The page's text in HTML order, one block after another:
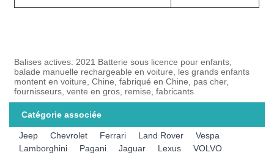
Balises actives: 2021 Batterie sous licence pour enfants,
balade manuelle rechargeable en voiture, les grands enfants
montent en voiture, Chine, fabriqué en Chine, pas cher,
fournisseurs, vente en gros, remise, fabricants
Catégorie associée
Jeep Chevrolet Ferrari Land Rover
Vespa
Lamborghini
Pagani Jaguar Lexus
VOLVO